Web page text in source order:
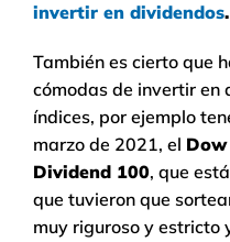
invertir en dividendos.
También es cierto que
cómodas de invertir en
índices, por ejemplo
marzo de 2021, el
Dividend 100, que
que tuvieron que
muy riguroso y estricto